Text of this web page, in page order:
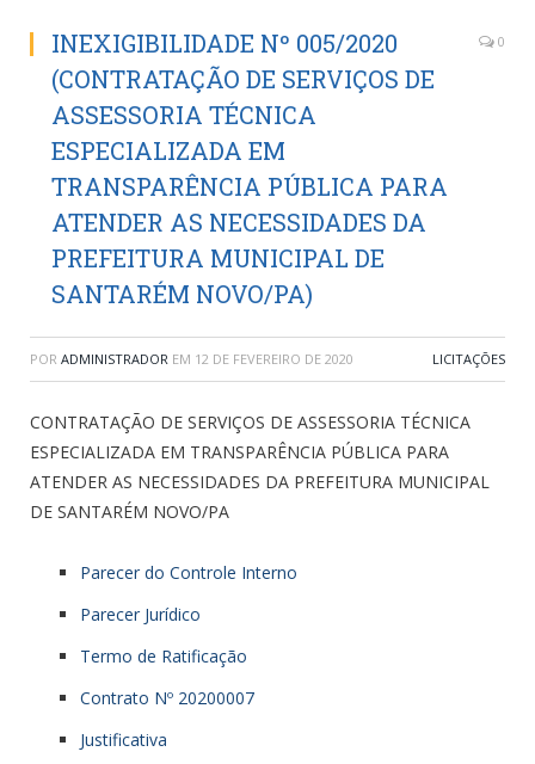
INEXIGIBILIDADE Nº 005/2020
(CONTRATAÇÃO DE SERVIÇOS DE
ASSESSORIA TÉCNICA
ESPECIALIZADA EM
TRANSPARÊNCIA PÚBLICA PARA
ATENDER AS NECESSIDADES DA
PREFEITURA MUNICIPAL DE
SANTARÉM NOVO/PA)
0
POR ADMINISTRADOR EM 12 DE FEVEREIRO DE 2020 LICITAÇÕES
CONTRATAÇÃO DE SERVIÇOS DE ASSESSORIA TÉCNICA
ESPECIALIZADA EM TRANSPARÊNCIA PÚBLICA PARA
ATENDER AS NECESSIDADES DA PREFEITURA MUNICIPAL
DE SANTARÉM NOVO/PA
Parecer do Controle Interno
Parecer Jurídico
Termo de Ratificação
Contrato Nº 20200007
Justificativa